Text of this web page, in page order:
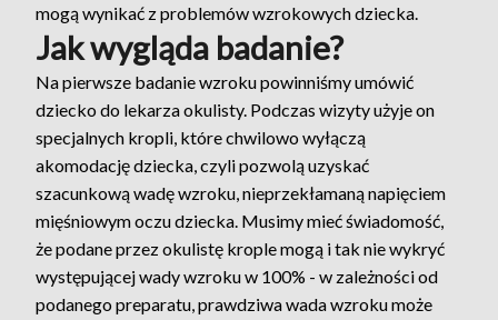
mogą wynikać z problemów wzrokowych dziecka.
Jak wygląda badanie?
Na pierwsze badanie wzroku powinniśmy umówić
dziecko do lekarza okulisty. Podczas wizyty użyje on
specjalnych kropli, które chwilowo wyłączą
akomodację dziecka, czyli pozwolą uzyskać
szacunkową wadę wzroku, nieprzekłamaną napięciem
mięśniowym oczu dziecka. Musimy mieć świadomość,
że podane przez okulistę krople mogą i tak nie wykryć
występującej wady wzroku w 100% - w zależności od
podanego preparatu, prawdziwa wada wzroku może